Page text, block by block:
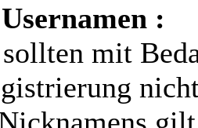
:
mit